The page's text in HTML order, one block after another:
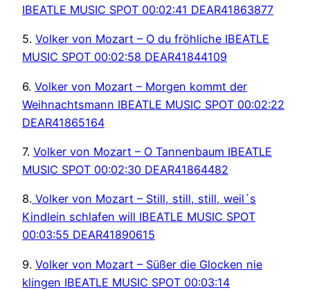
IBEATLE MUSIC SPOT 00:02:41 DEAR41863877
5. Volker von Mozart – O du fröhliche IBEATLE
MUSIC SPOT 00:02:58 DEAR41844109
6. Volker von Mozart – Morgen kommt der
Weihnachtsmann IBEATLE MUSIC SPOT 00:02:22
DEAR41865164
7. Volker von Mozart – O Tannenbaum IBEATLE
MUSIC SPOT 00:02:30 DEAR41864482
8. Volker von Mozart – Still, still, still, weil´s
Kindlein schlafen will IBEATLE MUSIC SPOT
00:03:55 DEAR41890615
9. Volker von Mozart – Süßer die Glocken nie
klingen IBEATLE MUSIC SPOT 00:03:14